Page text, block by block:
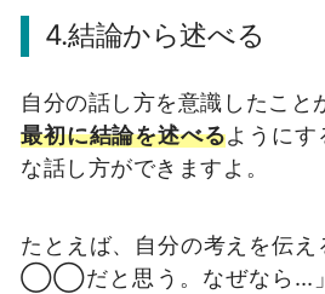
4.結論から述べる
自分の話し方を意識したこと
最初に結論を述べるようにす
な話し方ができますよ。
たとえば、自分の考えを伝
◯◯だと思う。なぜなら…